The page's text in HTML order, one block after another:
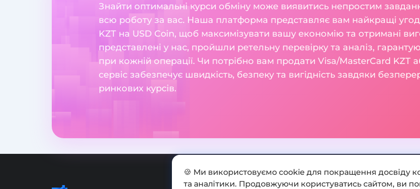
Знайти оптимальні курси обміну може виявитись непростим
всю роботу за вас. Наша платформа представляє вам найкращі
KZT на USD Coin, щоб максимізувати вашу економію та отримані
представлені у нас, пройшли ретельну перевірку та аналіз,
при кожній операції. Чи потрібно вам продати Visa/MasterCard KZT
сервіс забезпечує швидкість, безпеку та вигідність завдяки
ринкових курсів.
🍪 Ми використовуємо cookie для покращення досвіду
та аналітики. Продовжуючи користуватись сайтом, ви